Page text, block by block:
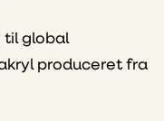
til global
produceret fra